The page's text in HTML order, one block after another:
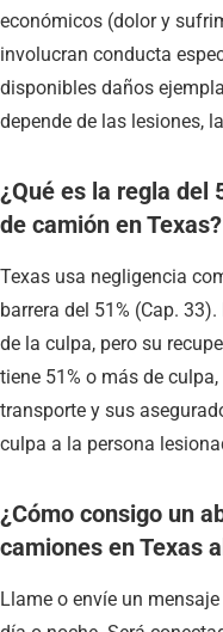
económicos (dolor y
involucran conducta
disponibles daños
depende de las lesiones,
¿Qué es la regla del
de camión en Texas?
Texas usa negligencia
barrera del 51% (Cap.
de la culpa, pero su
tiene 51% o más de
transporte y sus
culpa a la persona
¿Cómo consigo un
camiones en Texas
Llame o envíe un mensaje